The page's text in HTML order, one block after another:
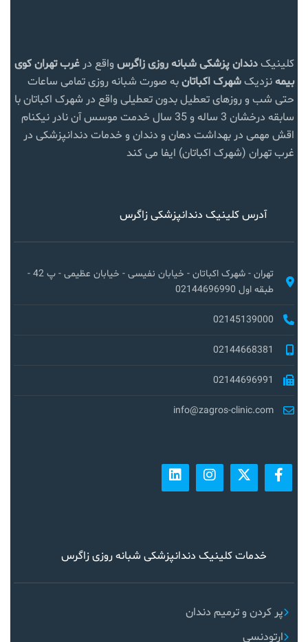
کلینیکدندان پزشکی شبانه روزی زاگرس واقع در غرب تهرانکوی
بیمهنزدیکشهرک اکباتانبه صورت شبانه روزی تمامی ساعات
حتی شب و روزهای تعطیل بدون تعطیلی واقع در شهرک اکباتان با
سابقه درخشان 3 ساله و 35 سال خدمت موسس آن نادر نیکنام
اقش مهمی در بهداشت دهان و دندان و خدمات دندانپزشکی در
غرب تهران (شهرک اکباتان) ایفا می کند
آدرس کلینیک دندانپزشکی زاگرس
تهران - شهرک اکباتان - خیابان نفیسی - خیابان عظیمی - پ 42 -
طبقه اول 02144696990
02145139000
02144668381
02144696991
info@zagros-clinic.com
خدمات کلینیک دندانپزشکی شبانه روزی زاگرس
پر کردن و ترمیم دندان
ارتودنسی